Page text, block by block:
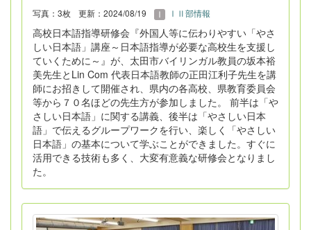
写真：3枚 更新：2024/08/19 ⅠⅡ部情報
高校日本語指導研修会『外国人等に伝わりやすい「やさ
しい日本語」講座～日本語指導が必要な高校生を支援し
ていくために～』が、太田市バイリンガル教員の坂本裕
美先生とLin Com 代表日本語教師の正田江利子先生を講
師にお招きして開催され、県内の各高校、県教育委員会
等から７０名ほどの先生方が参加しました。 前半は「や
さしい日本語」に関する講義、後半は「やさしい日本
語」で伝えるグループワークを行い、楽しく「やさしい
日本語」の基本について学ぶことができました。すぐに
活用できる技術も多く、大変有意義な研修会となりまし
た。